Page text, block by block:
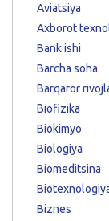
Aviatsiya
Axborot
Bank ishi
Barcha soha
Barqaror
Biofizika
Biokimyo
Biologiya
Biomeditsina
Biznes